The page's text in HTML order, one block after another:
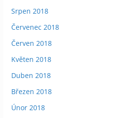
Srpen 2018
Červenec 2018
Červen 2018
Květen 2018
Duben 2018
Březen 2018
Únor 2018